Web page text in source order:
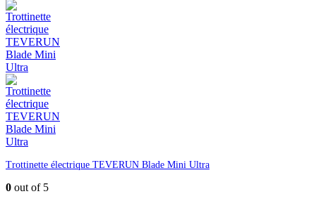
Trottinette électrique TEVERUN Blade Mini Ultra
0 out of 5